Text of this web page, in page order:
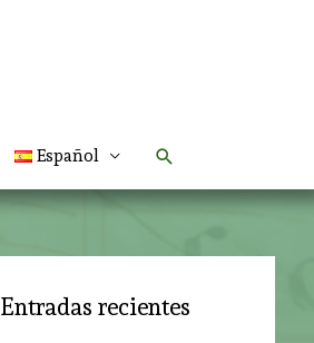
Español Buscar
Entradas recientes